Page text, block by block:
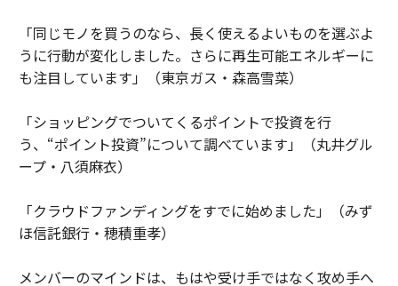
「同じモノを買うのなら、長く使えるよいものを選ぶよ
うに行動が変化しました。さらに再生可能エネルギーに
も注目しています」（東京ガス・森高雪菜）
「ショッピングでついてくるポイントで投資を行
う、“ポイント投資”について調べています」（丸井グル
ープ・八須麻衣）
「クラウドファンディングをすでに始めました」（みず
ほ信託銀行・穂積重孝）
メンバーのマインドは、もはや受け手ではなく攻め手へ